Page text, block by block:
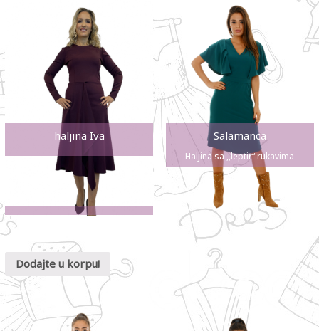
haljina Iva
Dodajte u korpu!
Salamanca
Haljina sa ,,leptir“ rukavima